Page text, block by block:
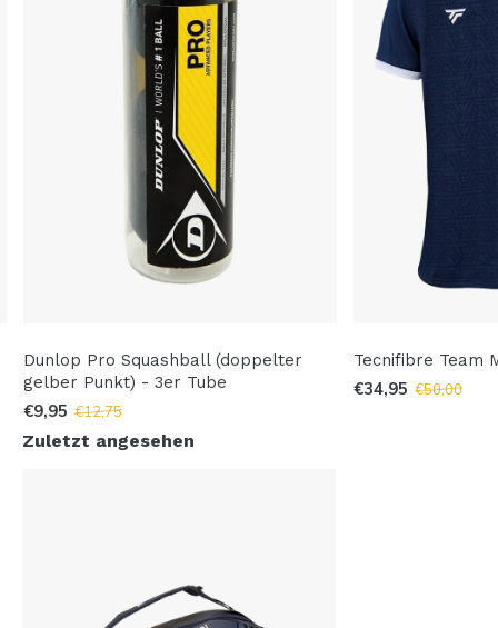
Dunlop Pro Squashball (doppelter
gelber Punkt) - 3er Tube
€9,95 €12,75
Tecnifibre Team
€34,95 €50,00
Zuletzt angesehen